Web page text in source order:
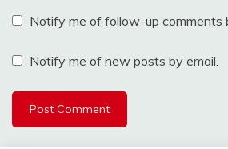
Notify me of follow-up comments
Notify me of new posts by email.